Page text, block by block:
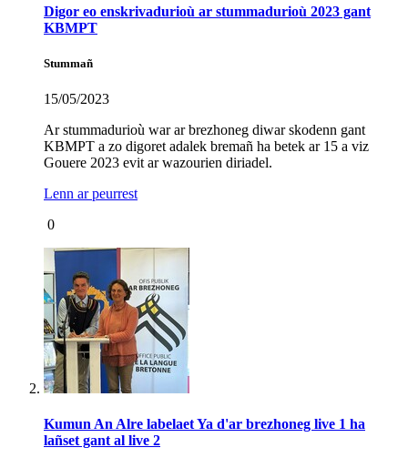
Digor eo enskrivadurioù ar stummadurioù 2023 gant
KBMPT
Stummañ
15/05/2023
Ar stummadurioù war ar brezhoneg diwar skodenn gant
KBMPT a zo digoret adalek bremañ ha betek ar 15 a viz
Gouere 2023 evit ar wazourien diriadel.
Lenn ar peurrest
0
Kumun An Alre labelaet Ya d'ar brezhoneg live 1 ha
lañset gant al live 2